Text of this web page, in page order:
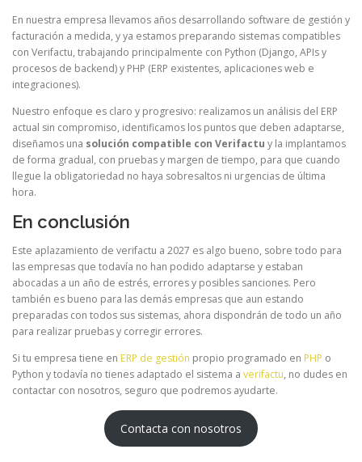
En nuestra empresa llevamos años desarrollando software de gestión y
facturación a medida, y ya estamos preparando sistemas compatibles
con Verifactu, trabajando principalmente con Python (Django, APIs y
procesos de backend) y PHP (ERP existentes, aplicaciones web e
integraciones).
Nuestro enfoque es claro y progresivo: realizamos un análisis del ERP
actual sin compromiso, identificamos los puntos que deben adaptarse,
diseñamos una solución compatible con Verifactu y la implantamos
de forma gradual, con pruebas y margen de tiempo, para que cuando
llegue la obligatoriedad no haya sobresaltos ni urgencias de última
hora.
En conclusión
Este aplazamiento de verifactu a 2027 es algo bueno, sobre todo para
las empresas que todavía no han podido adaptarse y estaban
abocadas a un año de estrés, errores y posibles sanciones. Pero
también es bueno para las demás empresas que aun estando
preparadas con todos sus sistemas, ahora dispondrán de todo un año
para realizar pruebas y corregir errores.
Si tu empresa tiene en ERP de gestión propio programado en PHP o
Python y todavía no tienes adaptado el sistema a verifactu, no dudes en
contactar con nosotros, seguro que podremos ayudarte.
Contacta con nosotros